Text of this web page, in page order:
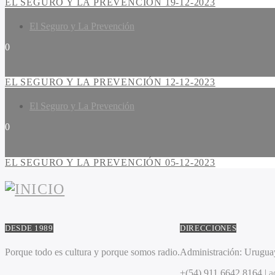
El Seguro y La Prevención
0
EL SEGURO Y LA PREVENCIÓN 12-12-2023
El Seguro y La Prevención
0
EL SEGURO Y LA PREVENCIÓN 05-12-2023
DESDE 1989
Porque todo es cultura y porque somos radio.
DIRECCIONES
Administración: